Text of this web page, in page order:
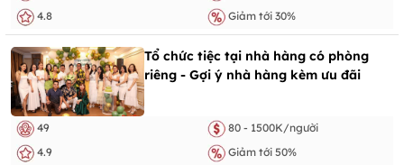
4.8
Giảm tới 30%
Tổ chức tiệc tại nhà hàng có phòng
riêng - Gợi ý nhà hàng kèm ưu đãi
49
80 - 1500K/người
4.9
Giảm tới 50%